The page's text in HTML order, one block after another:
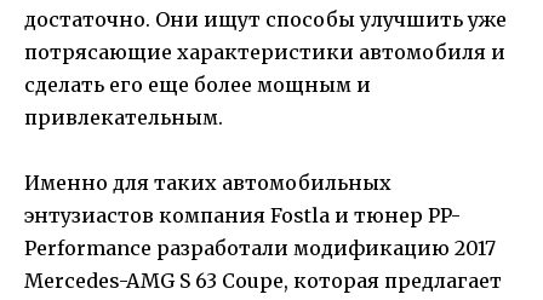
достаточно. Они ищут способы улучшить уже
потрясающие характеристики автомобиля и
сделать его еще более мощным и
привлекательным.
Именно для таких автомобильных
энтузиастов компания Fostla и тюнер PP-
Performance разработали модификацию 2017
Mercedes-AMG S 63 Coupe, которая предлагает